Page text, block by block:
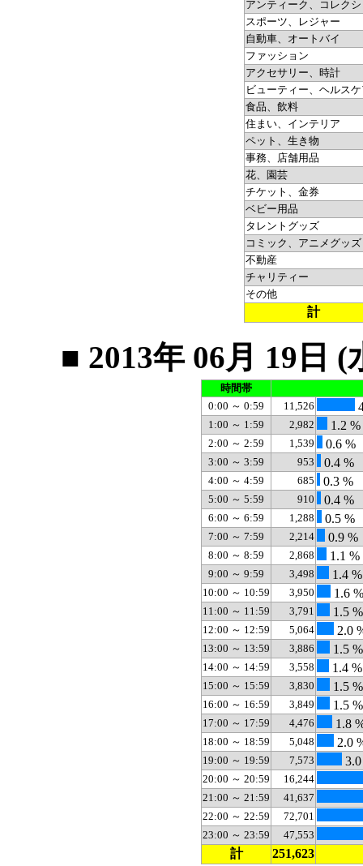
アンティーク、コレク
スポーツ、レジャー
自動車、オートバイ
ファッション
アクセサリー、時計
ビューティー、ヘルス
食品、飲料
住まい、インテリア
ペット、生き物
事務、店舗用品
花、園芸
チケット、金券
ベビー用品
タレントグッズ
コミック、アニメグッズ
不動産
チャリティー
その他
計
■ 2013年 06月 19日
時間帯
0:00 ～ 0:59
11,526
1:00 ～ 1:59 2,982 1.2 %
2:00 ～ 2:59 1,539 0.6 %
3:00 ～ 3:59 953 0.4 %
4:00 ～ 4:59 685 0.3 %
5:00 ～ 5:59 910 0.4 %
6:00 ～ 6:59 1,288 0.5 %
7:00 ～ 7:59 2,214 0.9 %
8:00 ～ 8:59 2,868 1.1 %
9:00 ～ 9:59 3,498 1.4 %
10:00 ～ 10:59 3,950 1.6 %
11:00 ～ 11:59 3,791 1.5 %
12:00 ～ 12:59 5,064 2.0
13:00 ～ 13:59 3,886 1.5 %
14:00 ～ 14:59 3,558 1.4 %
15:00 ～ 15:59 3,830 1.5 %
16:00 ～ 16:59 3,849 1.5 %
17:00 ～ 17:59 4,476 1.8
18:00 ～ 18:59 5,048 2.0
19:00 ～ 19:59 7,573
20:00 ～ 20:59
16,244
21:00 ～ 21:59
41,637
22:00 ～ 22:59
72,701
23:00 ～ 23:59
47,553
計 251,623